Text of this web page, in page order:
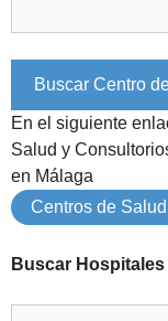
En el siguiente
Salud y
en Málaga
Centros de
Buscar Hospitales